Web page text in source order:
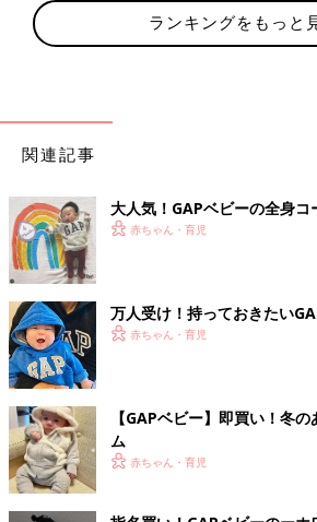
ランキングをもっと
関連記事
大人気！GAPベビーの全身
赤ちゃん・育児
万人受け！持っておきたい
赤ちゃん・育児
【GAPベビー】即買い！冬
ム
赤ちゃん・育児